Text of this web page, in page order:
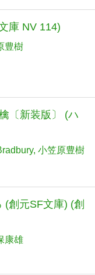
庫 NV 114)
豊樹
〔新装版〕 (ハ
小笠原豊樹
(創元SF文庫) (創
康雄